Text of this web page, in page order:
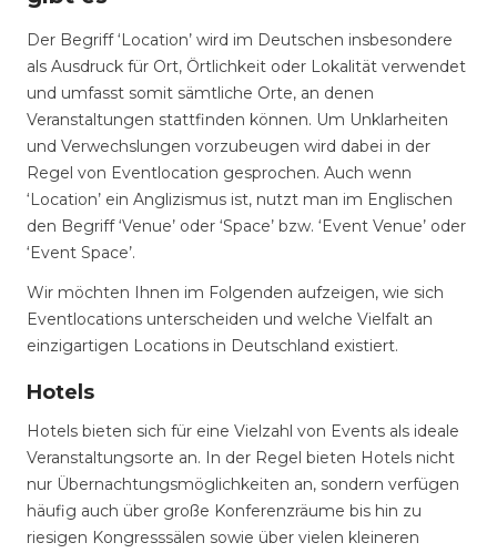
Der Begriff ‘Location’ wird im Deutschen insbesondere
als Ausdruck für Ort, Örtlichkeit oder Lokalität verwendet
und umfasst somit sämtliche Orte, an denen
Veranstaltungen stattfinden können. Um Unklarheiten
und Verwechslungen vorzubeugen wird dabei in der
Regel von Eventlocation gesprochen. Auch wenn
‘Location’ ein Anglizismus ist, nutzt man im Englischen
den Begriff ‘Venue’ oder ‘Space’ bzw. ‘Event Venue’ oder
‘Event Space’.
Wir möchten Ihnen im Folgenden aufzeigen, wie sich
Eventlocations unterscheiden und welche Vielfalt an
einzigartigen Locations in Deutschland existiert.
Hotels
Hotels bieten sich für eine Vielzahl von Events als ideale
Veranstaltungsorte an. In der Regel bieten Hotels nicht
nur Übernachtungsmöglichkeiten an, sondern verfügen
häufig auch über große Konferenzräume bis hin zu
riesigen Kongresssälen sowie über vielen kleineren